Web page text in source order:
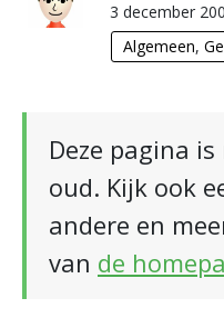
3 december
Algemeen,
Deze pagina
oud. Kijk ook
andere en
van de